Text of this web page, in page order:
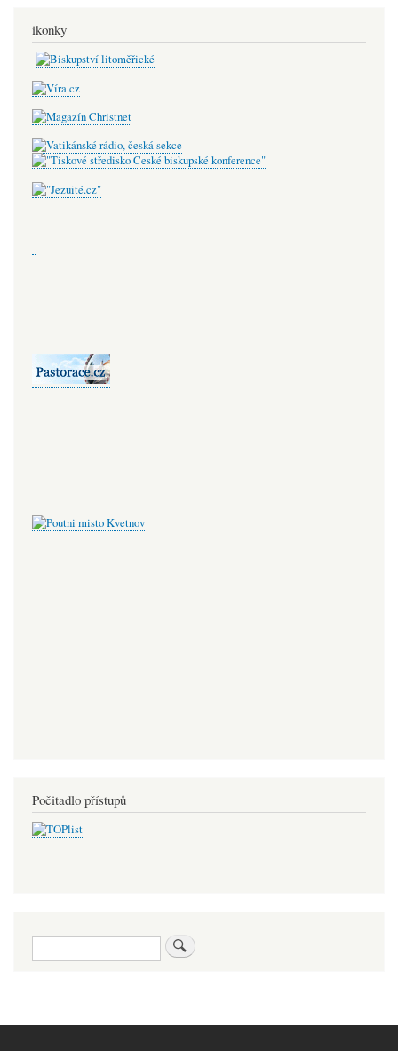
ikonky
Počitadlo přístupů
Hledat